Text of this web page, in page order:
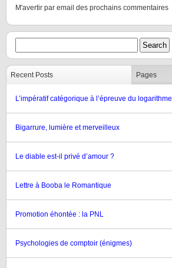
M'avertir par email des prochains commentaires
Recent Posts Pages
L’impératif catégorique à l’épreuve du logarithme
Bigarrure, lumière et merveilleux
Le diable est-il privé d’amour ?
Lettre à Booba le Romantique
Promotion éhontée : la PNL
Psychologies de comptoir (énigmes)